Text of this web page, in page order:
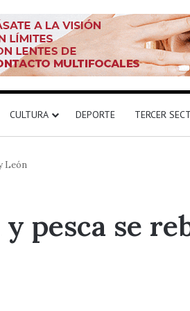
CULTURA DEPORTE TERCER
León
pesca se